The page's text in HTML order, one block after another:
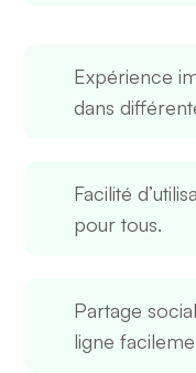
Expérience
dans
Facilité
pour tous.
Partage social
ligne